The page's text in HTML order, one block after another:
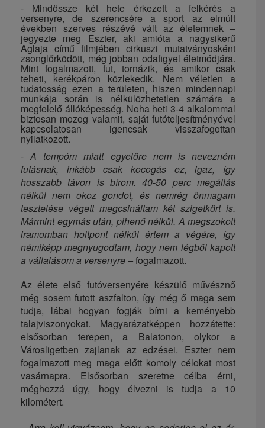
- Mindössze két hete érkezett a felkérés a
versenyre, de szerencsére a sport az elmúlt
években szerves részévé vált az életemnek –
jegyezte meg Eszter, aki amióta a nagysikerű
Aglaja című filmjében cirkuszi mutatványosként
zsonglőrködött, még jobban odafigyel életmódjára.
Mint fogalmazott, fut, tornázik, és amikor csak
teheti, kerékpáron közlekedik. Nem véletlen a
tudatosság ezen a területen, hiszen mindennapi
munkája során is nélkülözhetetlen számára a
megfelelő állóképesség. Noha heti 3-4 alkalommal
biztosan mozog valamit, saját futóteljesítményével
kapcsolatosan igencsak visszafogottan
nyilatkozott.
-A tempóm miatt egyelőre nem is nevezném
futásnak, inkább csak kocogás ez, igaz, így
hosszabb távon is bírom. 40-50 perc megállás
nélkül nem okoz gondot, és nemrég önmagam
tesztelése végett megcsináltam két szigetkört is.
Mármint egymás után, pihenő nélkül. A megszokott
iramomban holtpont nélkül értem a végére, így
némiképp megnyugodtam, hogy nem légből kapott
a vállalásom a versenyre –fogalmazott.
Az élete első futóversenyére készülő művésznő
még sosem futott aszfalton, így még ő maga sem
tudja, lábai hogyan fogják bírni a keményebb
talajviszonyokat. Magyarázatképpen hozzátette:
elsősorban terepen, a Balatonon, olykor a
Városligetben zajlanak az edzései. Eszter nem
fogalmazott meg maga előtt komoly célokat most
vasárnapra. Elsősorban szeretne célba érni,
méghozzá úgy, hogy élvezni is tudja a 10
kilométert.